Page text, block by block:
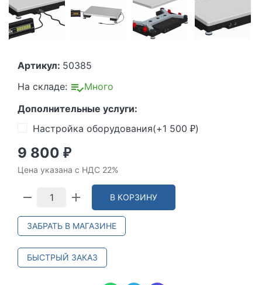
Артикул: 50385
На складе:
Много
Дополнительные услуги:
Настройка оборудования(+1 500 ₽)
9 800 ₽
Цена указана с НДС 22%
В КОРЗИНУ
ЗАБРАТЬ В МАГАЗИНЕ
БЫСТРЫЙ ЗАКАЗ